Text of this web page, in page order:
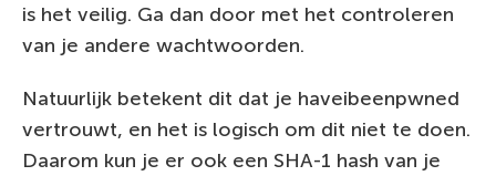
is het veilig. Ga dan door met het controleren
van je andere wachtwoorden.
Natuurlijk betekent dit dat je haveibeenpwned
vertrouwt, en het is logisch om dit niet te doen.
Daarom kun je er ook een SHA-1 hash van je